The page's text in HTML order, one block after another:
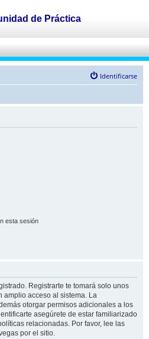
Identificarse
esta sesión
Registrarte te tomará solo unos
amplio acceso al sistema. La
otorgar permisos adicionales a los
asegúrete de estar familiarizado
relacionadas. Por favor, lee las
por el sitio.